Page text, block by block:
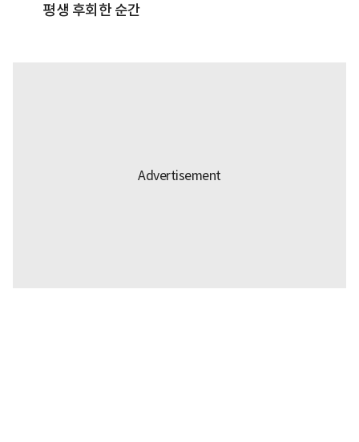
평생 후회한 순간